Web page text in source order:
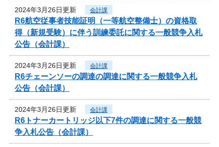
2024年3月26日更新 会計課
R6航空従事者技能証明（一等航空整備士）の資格取
得（新規受験）に伴う訓練委託に関する一般競争入札
公告（会計課）
2024年3月26日更新 会計課
R6チェーンソーの調達の調達に関する一般競争入札
公告（会計課）
2024年3月26日更新 会計課
R6トナーカートリッジ以下7件の調達に関する一般競
争入札公告（会計課）